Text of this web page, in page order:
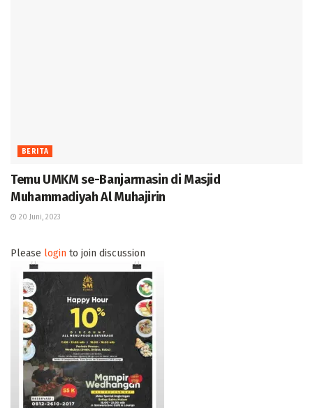
BERITA
Temu UMKM se-Banjarmasin di Masjid
Muhammadiyah Al Muhajirin
20 Juni, 2023
Please login to join discussion